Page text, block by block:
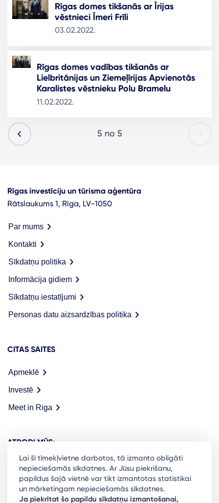
Rīgas domes tikšanās ar Īrijas
vēstnieci Īmeri Frīli
03.02.2022.
Rīgas domes vadības tikšanās ar
Lielbritānijas un Ziemeļīrijas Apvienotās
Karalistes vēstnieku Polu Bramelu
11.02.2022.
5 no 5
Rīgas investīciju un tūrisma aģentūra
Rātslaukums 1, Rīga, LV-1050
Par mums
Kontakti
Sīkdatņu politika
Informācija gidiem
Sīkdatņu iestatījumi
Personas datu aizsardzības politika
CITAS SAITES
Apmeklē
Investē
Meet in Riga
ATRODI MŪS:
Ready to stay in the loop on Rigas business
Lai šī tīmekļvietne darbotos, tā izmanto obligāti
nepieciešamās sīkdatnes. Ar Jūsu piekrišanu,
papildus šajā vietnē var tikt izmantotas statistikai
un mārketingam nepieciešamās sīkdatnes.
Ja piekrītat šo papildu sīkdatņu izmantošanai,